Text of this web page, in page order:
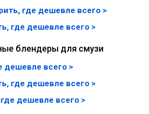
где дешевле всего >
где дешевле всего >
блендеры для смузи
дешевле всего >
где дешевле всего >
дешевле всего >